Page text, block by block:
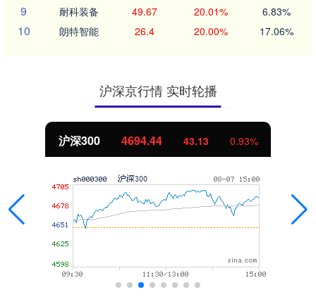
9 耐科装备 49.67 20.01% 6.83%
10 朗特智能 26.4 20.00% 17.06%
沪深京行情 实时轮播
沪深300 4694.44 43.13 0.93%